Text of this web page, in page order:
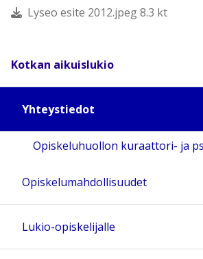
Lyseo esite 2012.jpeg 8.3 kt
Kotkan aikuislukio
Yhteystiedot
Opiskeluhuollon kuraattori- ja
Opiskelumahdollisuudet
Lukio-opiskelijalle